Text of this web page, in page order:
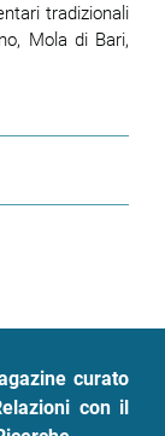
tradizionali
Mola di Bari,
curato
con il